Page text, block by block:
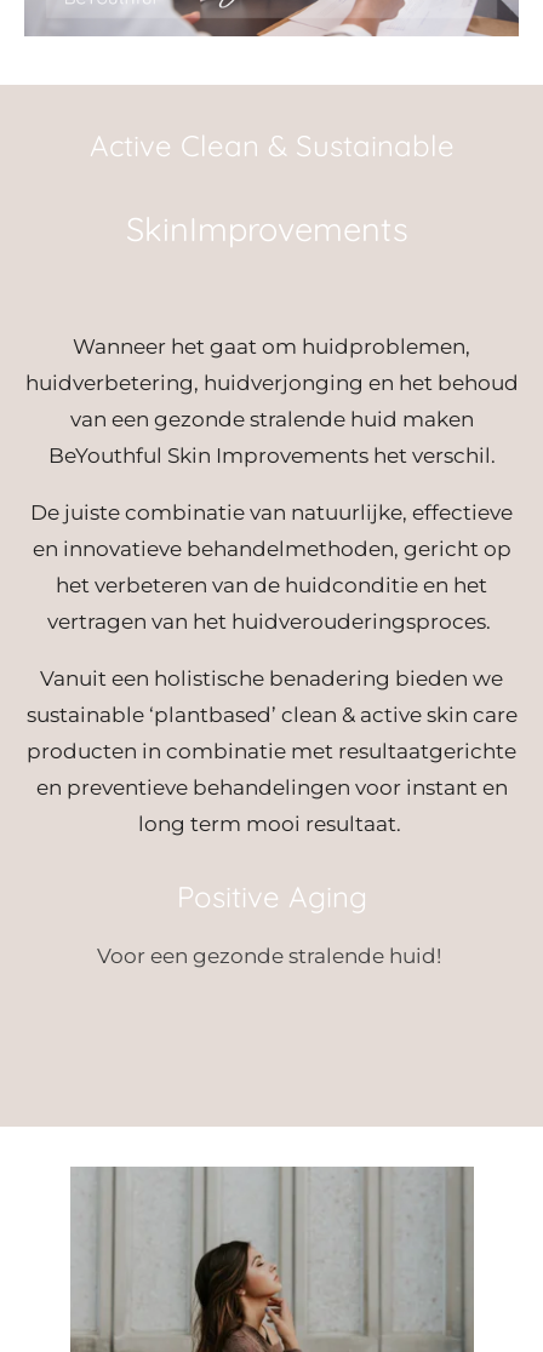
Active Clean & Sustainable
SkinImprovements
Wanneer het gaat om huidproblemen,
huidverbetering, huidverjonging en het behoud
van een gezonde stralende huid maken
BeYouthful Skin Improvements het verschil.
De juiste combinatie van natuurlijke, effectieve
en innovatieve behandelmethoden, gericht op
het verbeteren van de huidconditie en het
vertragen van het huidverouderingsproces.
Vanuit een holistische benadering bieden we
sustainable ‘plantbased’ clean & active skin care
producten in combinatie met resultaatgerichte
en preventieve behandelingen voor instant en
long term mooi resultaat.
Positive Aging
Voor een gezonde stralende huid!